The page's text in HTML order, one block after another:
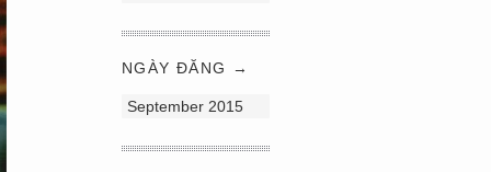
NGÀY ĐĂNG →
September 2015